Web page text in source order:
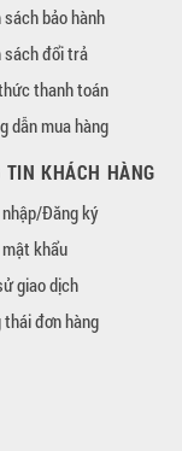
sách bảo hành
sách đổi trả
thanh toán
dẫn mua hàng
TIN KHÁCH HÀNG
Đăng ký
khẩu
giao dịch
thái đơn hàng